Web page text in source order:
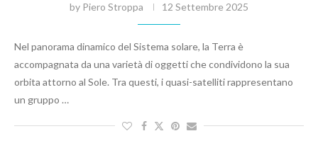
by Piero Stroppa 12 Settembre 2025
Nel panorama dinamico del Sistema solare, la Terra è
accompagnata da una varietà di oggetti che condividono la sua
orbita attorno al Sole. Tra questi, i quasi-satelliti rappresentano
un gruppo …